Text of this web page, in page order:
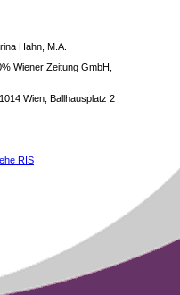
Hahn, M.A.
Wiener Zeitung GmbH,
Wien, Ballhausplatz 2
RIS